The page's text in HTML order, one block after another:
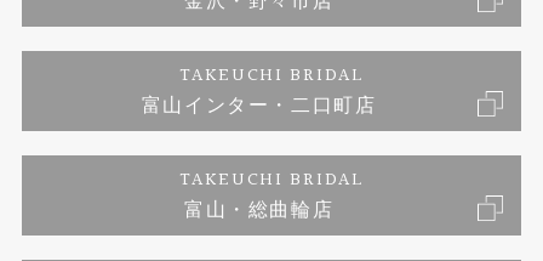
福井指輪工房｜手作り結婚指輪 and 婚約指輪
福井工房｜手作り婚約指輪プロポーズプラン
プライバシーポリシー
TAKEUCHI BRIDAL
富山インター・二口町店
TAKEUCHI BRIDAL
富山・総曲輪店